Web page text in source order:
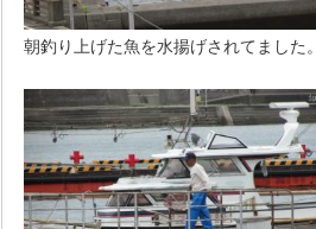
朝釣り上げた魚を水揚げされてました。